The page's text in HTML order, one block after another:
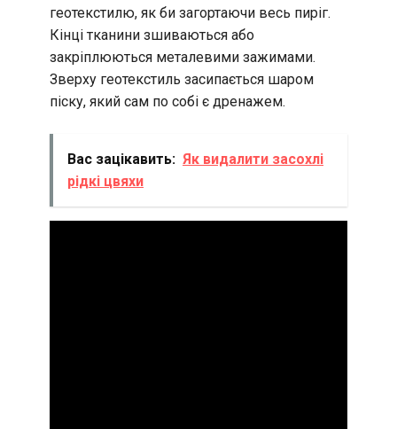
геотекстилю, як би загортаючи весь пиріг.
Кінці тканини зшиваються або
закріплюються металевими зажимами.
Зверху геотекстиль засипається шаром
піску, який сам по собі є дренажем.
Вас зацікавить: Як видалити засохлі
рідкі цвяхи